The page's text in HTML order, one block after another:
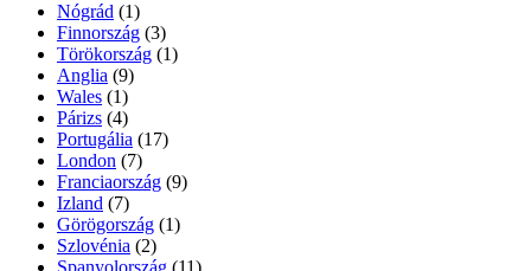
Nógrád (1)
Finnország (3)
Törökország (1)
Anglia (9)
Wales (1)
Párizs (4)
Portugália (17)
London (7)
Franciaország (9)
Izland (7)
Görögország (1)
Szlovénia (2)
Spanyolország (11)